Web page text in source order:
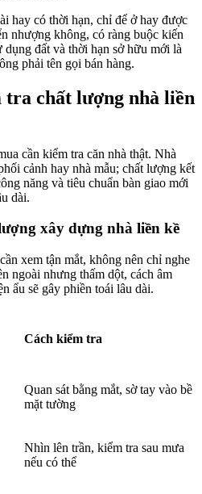
hay có thời hạn, chỉ để ở hay được
nhượng không, có ràng buộc kiến
đất và thời hạn sở hữu mới là
phải tên gọi bán hàng.
chất lượng nhà liền
cần kiểm tra căn nhà thật. Nhà
cảnh hay nhà mẫu; chất lượng kết
năng và tiêu chuẩn bàn giao mới
dài.
xây dựng nhà liền kề
xem tận mắt, không nên chỉ nghe
ngoài nhưng thấm dột, cách âm
ẩu sẽ gây phiền toái lâu dài.
Cách kiểm tra
Quan sát bằng mắt, sờ tay vào bề
mặt tường
Nhìn lên trần, kiểm tra sau mưa
nếu có thể